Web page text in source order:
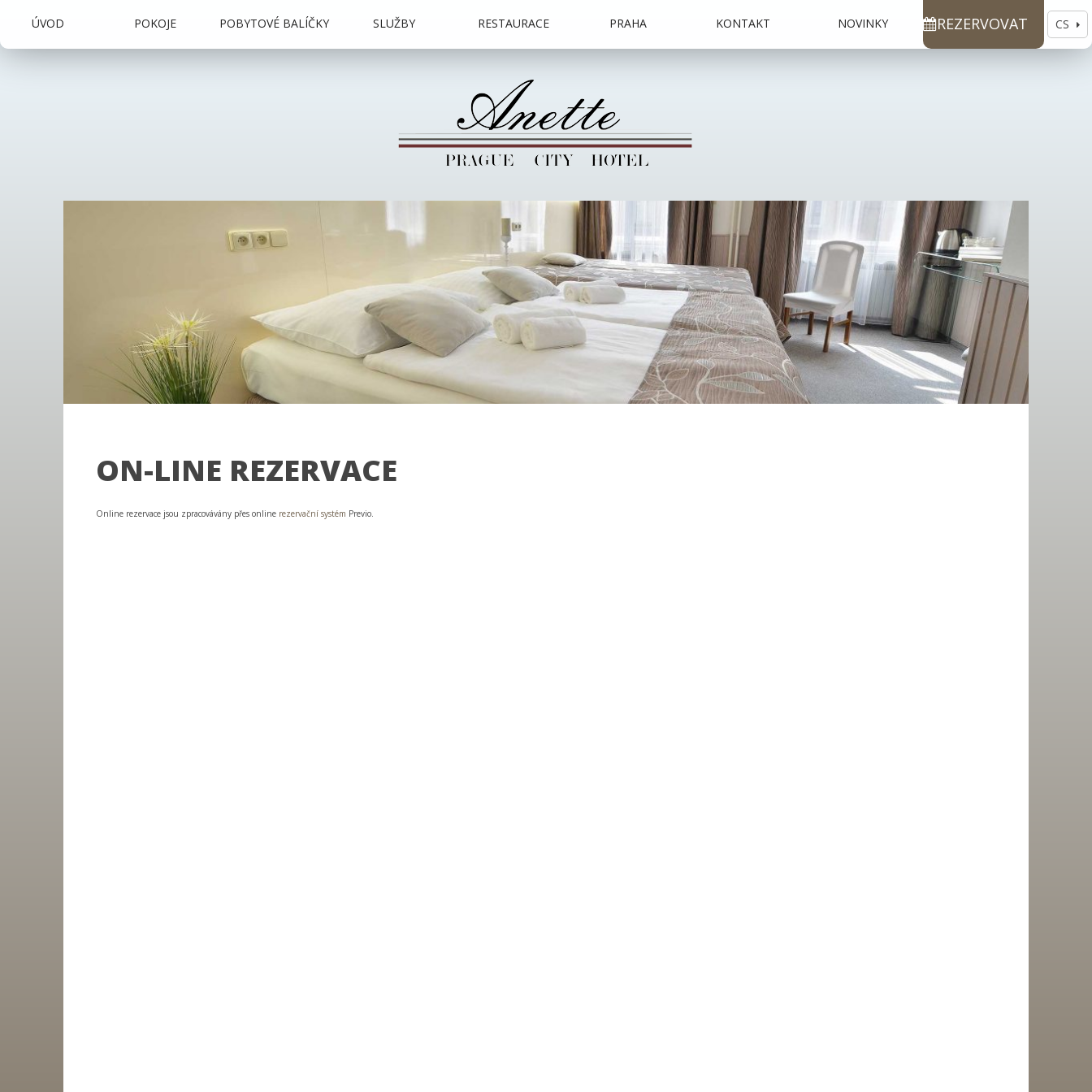
ÚVOD POKOJE POBYTOVÉ BALÍČKY SLUŽBY RESTAURACE PRAHA KONTAKT NOVINKY REZERVOVAT CS
ON-LINE REZERVACE
Online rezervace jsou zpracovávány přes online rezervační systém Previo.